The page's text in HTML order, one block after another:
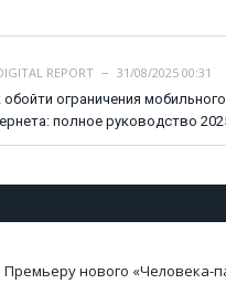
REPORT
31/08/2025 00:31
обойти ограничения мобильного
полное руководство
Премьеру нового «Человека-